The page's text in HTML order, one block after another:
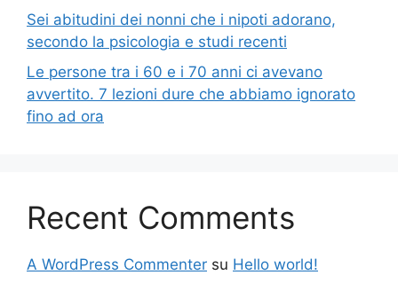
Sei abitudini dei nonni che i nipoti adorano,
secondo la psicologia e studi recenti
Le persone tra i 60 e i 70 anni ci avevano
avvertito. 7 lezioni dure che abbiamo ignorato
fino ad ora
Recent Comments
A WordPress Commenter su Hello world!